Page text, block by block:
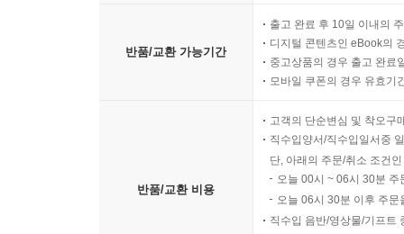
반품/교환 가능기간
출고 완료 후 10일 이내의
디지털 콘텐츠인 eBook의
중고상품의 경우 출고 완료
모바일 쿠폰의 경우 유효기
반품/교환 비용
고객의 단순변심 및 착오구
직수입양서/직수입일서중
단, 아래의 주문/취소 조건
오늘 00시 ~ 06시 30분
오늘 06시 30분 이후 주
직수입 음반/영상물/기프트